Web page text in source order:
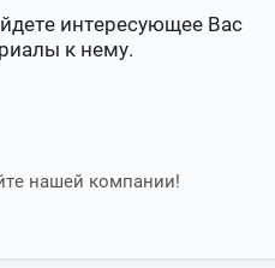
интересующее Вас
к нему.
нашей компании!